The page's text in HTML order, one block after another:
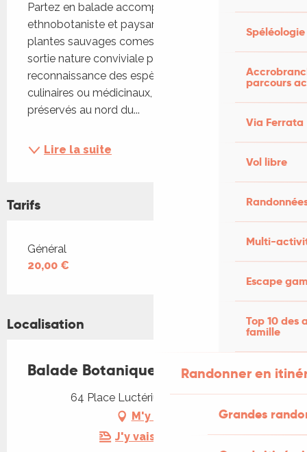
Spéléologie
parcours
Via Ferrata
Vol libre
Multi-
Escape
Top 10 des
famille
Randonner en
Grandes
Partez en balade accompagnée de Wawa,
ethnobotaniste et paysanne, pour découvrir les
plantes sauvages comestibles de la région. Cette
sortie nature conviviale permet de s’initier à la
reconnaissance des espèces, à leurs usages
culinaires ou médicinaux, dans les cadres naturels
préservés au nord du...
Lire la suite
Tarifs
Tarifs 2026
Général
20,00 €
Localisation
Balade Botanique avec Wawa
64 Place Luctérius, 46110 Vayrac
M'y rendre
J'y vais en train !